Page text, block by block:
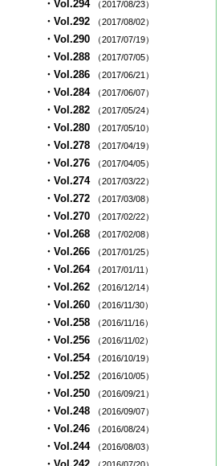
・Vol.294 （2017/08/23）
・Vol.292 （2017/08/02）
・Vol.290 （2017/07/19）
・Vol.288 （2017/07/05）
・Vol.286 （2017/06/21）
・Vol.284 （2017/06/07）
・Vol.282 （2017/05/24）
・Vol.280 （2017/05/10）
・Vol.278 （2017/04/19）
・Vol.276 （2017/04/05）
・Vol.274 （2017/03/22）
・Vol.272 （2017/03/08）
・Vol.270 （2017/02/22）
・Vol.268 （2017/02/08）
・Vol.266 （2017/01/25）
・Vol.264 （2017/01/11）
・Vol.262 （2016/12/14）
・Vol.260 （2016/11/30）
・Vol.258 （2016/11/16）
・Vol.256 （2016/11/02）
・Vol.254 （2016/10/19）
・Vol.252 （2016/10/05）
・Vol.250 （2016/09/21）
・Vol.248 （2016/09/07）
・Vol.246 （2016/08/24）
・Vol.244 （2016/08/03）